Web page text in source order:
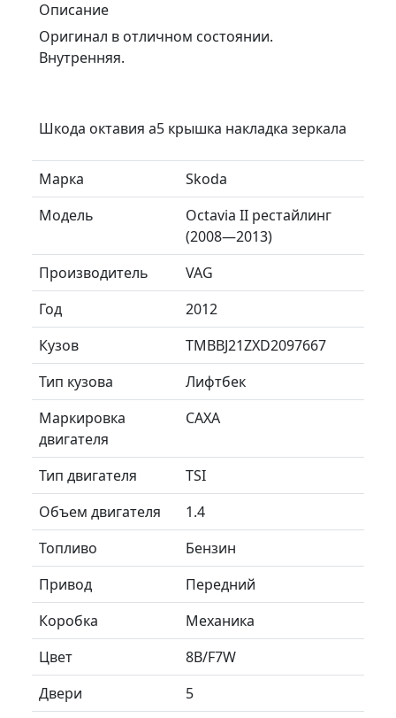
Описание
Оригинал в отличном состоянии.
Внутренняя.
Шкода октавия а5 крышка накладка зеркала
Марка
Skoda
Модель
Octavia II рестайлинг
(2008—2013)
Производитель
VAG
Год
2012
Кузов
TMBBJ21ZXD2097667
Тип кузова
Лифтбек
Маркировка
двигателя
CAXA
Тип двигателя
TSI
Объем двигателя
1.4
Топливо
Бензин
Привод
Передний
Коробка
Механика
Цвет
8B/F7W
Двери
5